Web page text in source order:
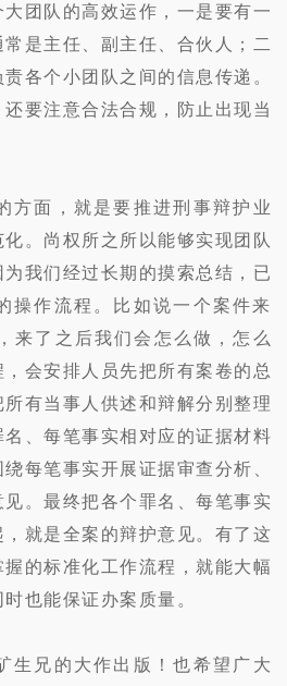
团队的高效运作，一是要有一
是主任、副主任、合伙人；二
各个小团队之间的信息传递。
要注意合法合规，防止出现当
方面，就是要推进刑事辩护业
。尚权所之所以能够实现团队
我们经过长期的摸索总结，已
操作流程。比如说一个案件来
来了之后我们会怎么做，怎么
会安排人员先把所有案卷的总
有当事人供述和辩解分别整理
、每笔事实相对应的证据材料
每笔事实开展证据审查分析、
。最终把各个罪名、每笔事实
就是全案的辩护意见。有了这
的标准化工作流程，就能大幅
也能保证办案质量。
生兄的大作出版！也希望广大